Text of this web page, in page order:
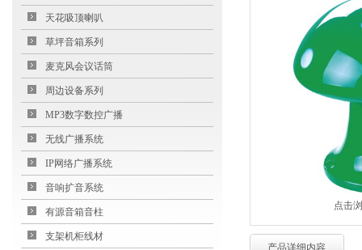
天花吸顶喇叭
草坪音箱系列
麦克风会议话筒
周边设备系列
MP3数字数控广播
无线广播系统
IP网络广播系统
音响扩音系统
有源音箱音柱
支架机柜线材
点击
产品详细内容